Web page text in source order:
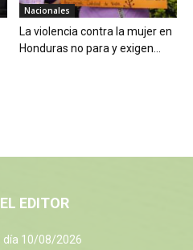
Nacionales
La violencia contra la mujer en
Honduras no para y exigen...
EDITOR
día 10/08/2026